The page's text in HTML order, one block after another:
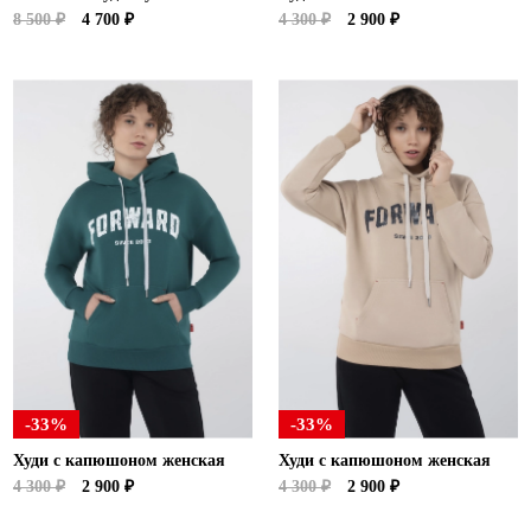
8 500 ₽
4 700 ₽
4 300 ₽
2 900 ₽
-33%
Худи с капюшоном женская
4 300 ₽
2 900 ₽
-33%
Худи с капюшоном женская
4 300 ₽
2 900 ₽